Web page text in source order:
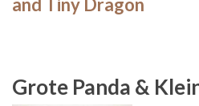
Grote Panda &